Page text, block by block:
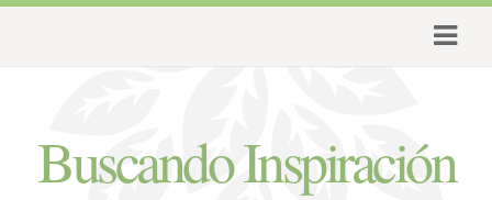
Buscando Inspiración